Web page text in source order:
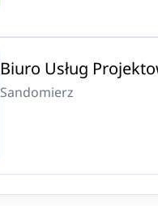
Biuro Usług
Sandomierz